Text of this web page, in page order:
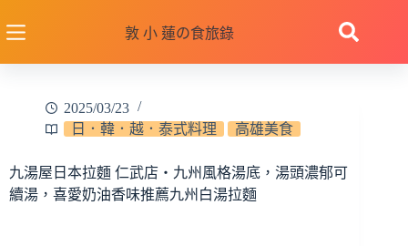
至
敦 小 蓮の食旅錄
2025/03/23
日．韓．越．泰式料理
高雄美食
九湯屋日本拉麵 仁武店‧九州風格湯底，湯頭濃郁可
續湯，喜愛奶油香味推薦九州白湯拉麵